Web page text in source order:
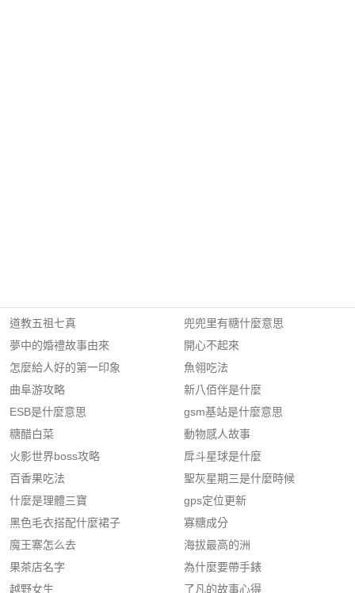
道教五祖七真
夢中的婚禮故事由來
怎麼給人好的第一印象
曲阜游攻略
ESB是什麼意思
糖醋白菜
火影世界boss攻略
百香果吃法
什麼是理體三寶
黑色毛衣搭配什麼裙子
魔王寨怎么去
果茶店名字
越野女生
兜兜里有糖什麼意思
開心不起來
魚翎吃法
新八佰伴是什麼
gsm基站是什麼意思
動物感人故事
戽斗星球是什麼
聖灰星期三是什麼時候
gps定位更新
寡糖成分
海拔最高的洲
為什麼要帶手錶
了凡的故事心得